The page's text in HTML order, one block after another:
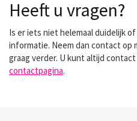
Heeft u vragen?
Is er iets niet helemaal duidelijk
informatie. Neem dan contact op
graag verder. U kunt altijd
contactpagina.